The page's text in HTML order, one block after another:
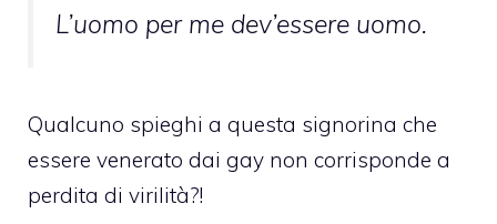
L’uomo per me dev’essere uomo.
Qualcuno spieghi a questa signorina che
essere venerato dai gay non corrisponde a
perdita di virilità?!